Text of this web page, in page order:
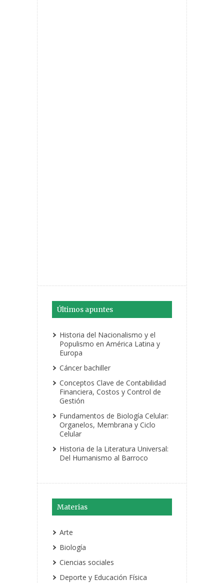
Últimos apuntes
Historia del Nacionalismo y el
Populismo en América Latina y
Europa
Cáncer bachiller
Conceptos Clave de Contabilidad
Financiera, Costos y Control de
Gestión
Fundamentos de Biología Celular:
Organelos, Membrana y Ciclo
Celular
Historia de la Literatura Universal:
Del Humanismo al Barroco
Materias
Arte
Biología
Ciencias sociales
Deporte y Educación Física